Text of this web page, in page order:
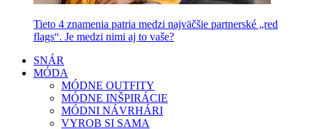
Tieto 4 znamenia patria medzi najväčšie partnerské „red
flags“. Je medzi nimi aj to vaše?
SNÁR
MÓDA
MÓDNE OUTFITY
MÓDNE INŠPIRÁCIE
MÓDNI NÁVRHÁRI
VYROB SI SAMA